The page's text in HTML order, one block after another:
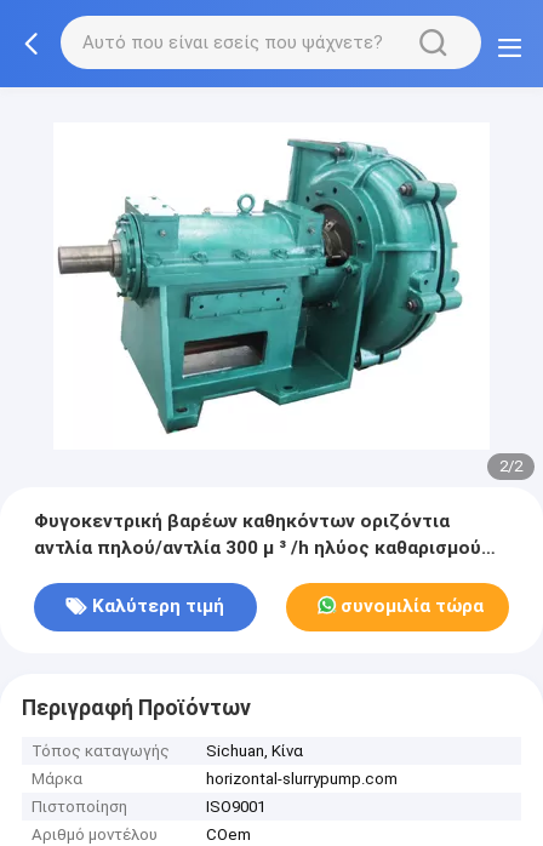
2/2
Φυγοκεντρική βαρέων καθηκόντων οριζόντια
αντλία πηλού/αντλία 300 μ ³ /h ηλύος καθαρισμού
Καλύτερη τιμή
συνομιλία τώρα
Περιγραφή Προϊόντων
Τόπος καταγωγής
Sichuan, Κίνα
Μάρκα
horizontal-slurrypump.com
Πιστοποίηση
ISO9001
Αριθμό μοντέλου
COem